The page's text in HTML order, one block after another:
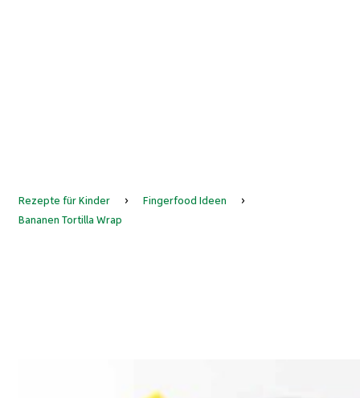
Rezepte für Kinder › Fingerfood Ideen
›
Bananen Tortilla Wrap